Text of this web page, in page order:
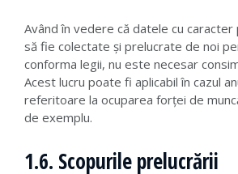
Având în vedere că datele cu
să fie colectate și prelucrate de noi
conforma legii, nu este necesar
Acest lucru poate fi aplicabil în cazul
referitoare la ocuparea forței de
de exemplu.
1.6. Scopurile prelucrării